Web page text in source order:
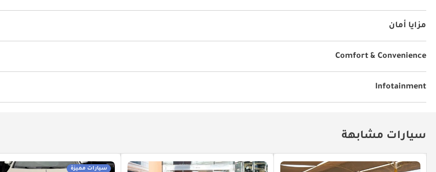
مزايا أمان
Comfort & Convenience
الضغظ على الزر للتشغيل
Infotainment
سيارات مشابهة
سيارات مميزة